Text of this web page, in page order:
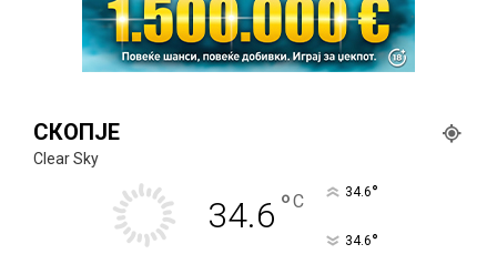
СКОПЈЕ
Clear Sky
34.6 °C 34.6°
34.6°